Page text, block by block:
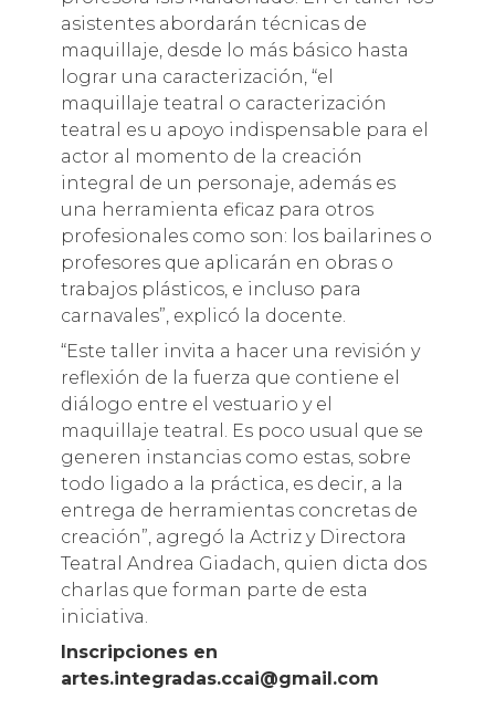
asistentes abordarán técnicas de
maquillaje, desde lo más básico hasta
lograr una caracterización, “el
maquillaje teatral o caracterización
teatral es u apoyo indispensable para el
actor al momento de la creación
integral de un personaje, además es
una herramienta eficaz para otros
profesionales como son: los bailarines o
profesores que aplicarán en obras o
trabajos plásticos, e incluso para
carnavales”, explicó la docente.
“Este taller invita a hacer una revisión y
reflexión de la fuerza que contiene el
diálogo entre el vestuario y el
maquillaje teatral. Es poco usual que se
generen instancias como estas, sobre
todo ligado a la práctica, es decir, a la
entrega de herramientas concretas de
creación”, agregó la Actriz y Directora
Teatral Andrea Giadach, quien dicta dos
charlas que forman parte de esta
iniciativa.
Inscripciones en
artes.integradas.ccai@gmail.com